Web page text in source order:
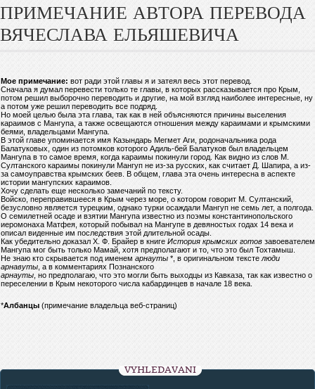
ПРИМЕЧАНИЕ АВТОРА ПЕРЕВОДА
ВЯЧЕСЛАВА ЕЛЬЯШЕВИЧА
Мое примечание: вот ради этой главы я и затеял весь этот перевод.
Сначала я думал перевести только те главы, в которых рассказывается про Крым,
потом решил выборочно переводить и другие, на мой взгляд наиболее интересные, ну
а потом уже решил переводить все подряд.
Но моей целью была эта глава, так как в ней объясняются причины выселения
караимов с Мангупа, а также освещаются отношения между караимами и крымскими
беями, владельцами Мангупа.
В этой главе упоминается имя Казындарь Мегмет Аги, родоначальника рода
Балатуковых, один из потомков которого Адиль-бей Балатуков был владельцем
Мангупа в то самое время, когда караимы покинули город. Как видно из слов М.
Султанского караимы покинули Мангуп не из-за русских, как считает Д. Шапира, а из-
за самоуправства крымских беев. В общем, глава эта очень интересна в аспекте
истории мангупских караимов.
Хочу сделать еще несколько замечаний по тексту.
Войско, переправившееся в Крым через море, о котором говорит М. Султанский,
безусловно является турецким, однако турки осаждали Мангуп не семь лет, а полгода.
О семилетней осаде и взятии Мангупа известно из поэмы константинопольского
иеромонаха Матфея, который побывал на Мангупе в девяностых годах 14 века и
описал виденные им последствия этой длительной осады.
Как убедительно доказал Х. Ф. Брайер в книге История крымских готов завоевателем
Мангупа мог быть только Мамай, хотя предполагают и то, что это был Тохтамыш.
Не знаю кто скрывается под именем арнауты *, в оригинальном тексте люди
арнавуты , а в комментариях Познанского
арнауты , но предполагаю, что это могли быть выходцы из Кавказа, так как известно о
переселении в Крым некоторого числа кабардинцев в начале 18 века.
*Албанцы (примечание владельца веб-страниц)
VYHLEDÁVÁNÍ